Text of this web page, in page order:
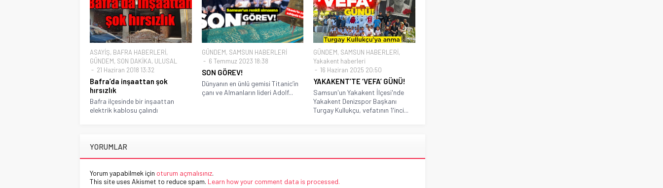
ASAYİŞ, BAFRA HABERLERİ,
GÜNDEM, SON DAKİKA, ULUSAL
21 Haziran 2018 13:32
Bafra’da inşaattan şok
hırsızlık
Bafra ilçesinde bir inşaattan
elektrik kablosu çalındı
GÜNDEM, SAMSUN HABERLERİ
6 Temmuz 2023 18:38
SON GÖREV!
Dünyanın en ünlü gemisi Titanic’in
çanı ve Almanların lideri Adolf...
GÜNDEM, SAMSUN HABERLERİ,
Yakakent haberleri
16 Haziran 2025 20:50
YAKAKENT’TE ‘VEFA’ GÜNÜ!
Samsun'un Yakakent İlçesi'nde
Yakakent Denizspor Başkanı
Turgay Kullukçu, vefatının 1'inci...
YORUMLAR
Yorum yapabilmek için oturum açmalısınız.
This site uses Akismet to reduce spam. Learn how your comment data is processed.